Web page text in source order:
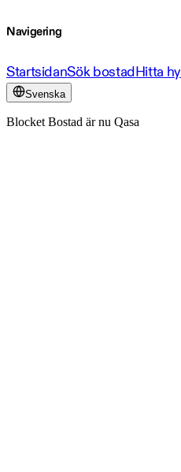
Navigering
StartsidanSök bostadHitta
Svenska
Blocket Bostad är nu Qasa